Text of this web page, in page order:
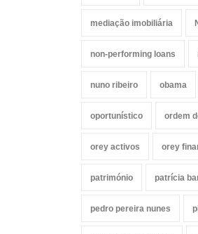
mediação imobiliária
non-performing loans
nuno ribeiro obama
oportunístico ordem
orey activos orey
património patrícia
pedro pereira nunes